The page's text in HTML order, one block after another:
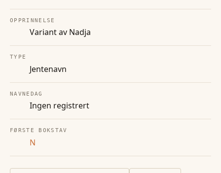
OPPRINNELSE
Variant av Nadja
TYPE
Jentenavn
NAVNEDAG
Ingen registrert
FØRSTE BOKSTAV
N